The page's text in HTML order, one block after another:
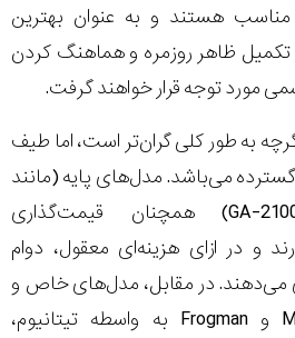
هستند و به‌ عنوان بهترین
تکمیل ظاهر روزمره و هماهنگ کردن
مورد توجه قرار خواهند گرفت.
به طور کلی گران‌تر است، اما طیف
می‌باشد. مدل‌های پایه (مانند
DW-5600 یا GA-2100) همچنان قیمت‌گذاری
و در ازای هزینه‌ای معقول، دوام
می‌دهند. در مقابل، مدل‌های خاص و
لاکچری مثل MR-G و Frogman به‌ واسطه تیتانیوم،